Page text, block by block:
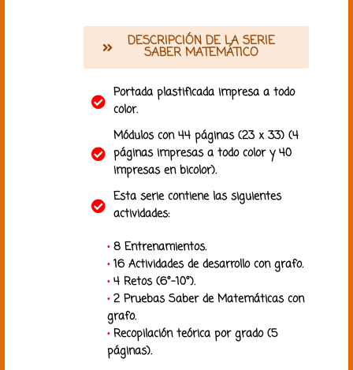
DESCRIPCIÓN DE LA SERIE
SABER MATEMÁTICO
Portada plastificada impresa a todo
color.
Módulos con 44 páginas (23 x 33) (4
páginas impresas a todo color y 40
impresas en bicolor).
Esta serie contiene las siguientes
actividades:
•8 Entrenamientos.
•16 Actividades de desarrollo con grafo.
•4 Retos (6°-10°).
•2 Pruebas Saber de Matemáticas con
grafo.
•Recopilación teórica por grado (5
páginas).